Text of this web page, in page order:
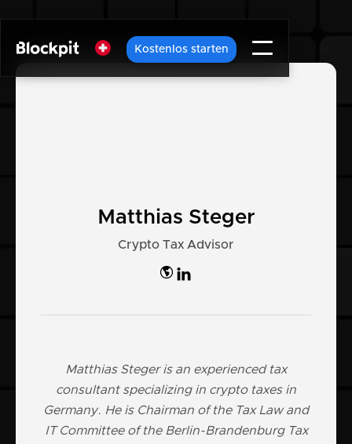
Kostenlos starten
Matthias Steger
Crypto Tax Advisor

Matthias Steger is an experienced tax
consultant specializing in crypto taxes in
Germany. He is Chairman of the Tax Law and
IT Committee of the Berlin-Brandenburg Tax